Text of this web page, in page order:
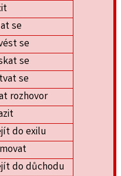
se
se
se
se
rozhovor
do exilu
do důchodu